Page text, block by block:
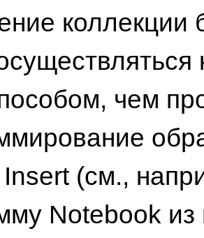
коллекции
чем
(см.,
Notebook из